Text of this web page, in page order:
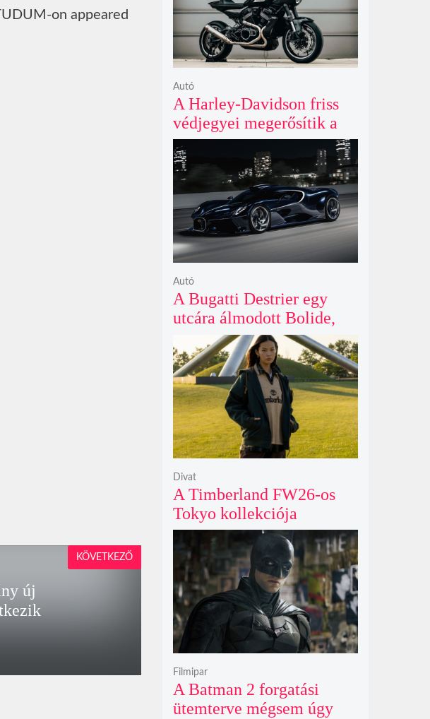
on appeared
új
KÖVETKEZŐ
A Harley-Davidson friss
védjegyei megerősítik a
lenyűgöző café racer és
flat tracker szériagyártását
Autó
A Bugatti Destrier egy
utcára álmodott Bolide,
ami a pályaautók
brutalitását öltözteti
egyedi karosszériába
Autó
A Timberland FW26-os
Tokyo kollekciója
flanellel, kordbársonnyal
és bőrrel gondolja újra az
időtlen örökséget
Divat
A Batman 2 forgatási
ütemterve mégsem úgy
Filmipar